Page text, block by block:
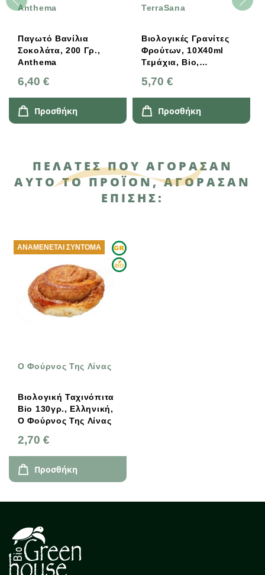
Anthema
Παγωτό Βανίλια
Σοκολάτα, 200 Γρ.,
Anthema
6,40 €
Προσθήκη
TerraSana
Βιολογικές Γρανίτες
Φρούτων, 10X40ml
Τεμάχια, Bio,
5,70 €
Προσθήκη
ΠΕΛΆΤΕΣ ΠΟΥ ΑΓΌΡΑΣΑΝ
ΑΥΤΌ ΤΟ ΠΡΟΪΌΝ, ΑΓΌΡΑΣΑΝ
ΕΠΊΣΗΣ:
O Φούρνος Της Λίνας
Βιολογική Ταχινόπιτα
Bio 130γρ., Ελληνική,
O Φούρνος Της Λίνας
2,70 €
ΑΝΑΜΈΝΕΤΑΙ ΣΎΝΤΟΜΑ
Προσθήκη